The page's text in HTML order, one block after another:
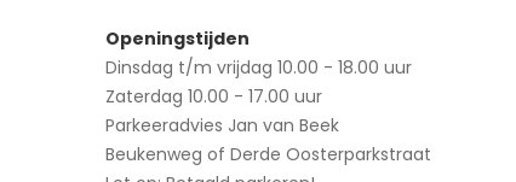
Openingstijden
Dinsdag t/m vrijdag 10.00 - 18.00 uur
Zaterdag 10.00 - 17.00 uur
Parkeeradvies Jan van Beek
Beukenweg of Derde Oosterparkstraat